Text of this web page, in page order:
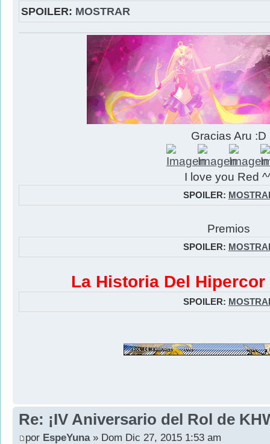
SPOILER: MOSTRAR
Gracias Aru :D
I love you Red
SPOILER:
Premios
SPOILER:
La Historia Del
SPOILER:
Re: ¡IV Aniversario del Rol de
por EspeYuna» Dom Dic 27, 2015 1:53 am